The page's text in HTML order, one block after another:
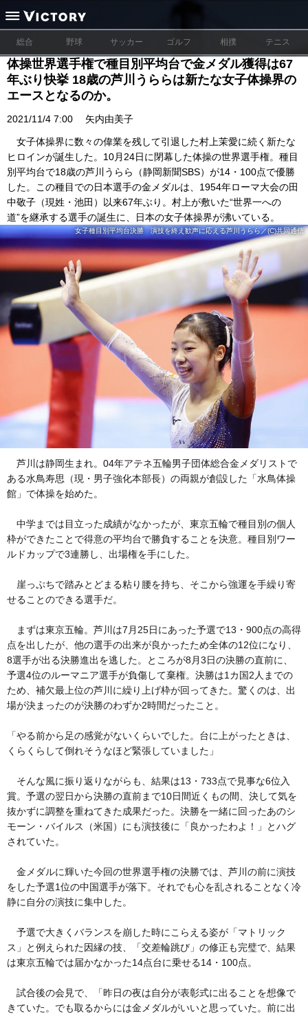
総合 野球 サッカー ゴルフ 相撲 テニス
体操世界選手権で種目別平均台で金メダル獲得は67
年ぶり快挙 18歳の芦川うららは新たな女子体操界の
エースとなるのか。
2021/11/4 7:00 矢内由美子
女子体操界に数々の偉業を残して引退した村上茉愛に続く新たな
ヒロインが誕生した。10月24日に閉幕した体操の世界選手権。種目
別平均台で18歳の芦川うらら（静岡新聞SBS）が14・100点で優勝
した。この種目での日本選手の金メダルは、1954年ローマ大会の田
中敬子（現姓・池田）以来67年ぶり。村上が敷いた“世界一への
道”を継承する選手の誕生に、日本の女子体操界が沸いている。
女子種目別平均台決勝 演技を終え歓声に応える芦川うらら／(C)共同通信
芦川は静岡生まれ。04年アテネ五輪男子団体総合金メダリストで
ある水鳥寿思（現・男子強化本部長）の両親が創設した「水鳥体操
館」で体操を始めた。
中学までは目立った成績がなかったが、東京五輪で種目別の個人
枠ができたことで得意の平均台で勝負することを決意。種目別ワー
ルドカップで3連勝し、出場権を手にした。
崖っぷちで踏みとどまる粘り腰を持ち、そこから強運を手繰り寄
せることのできる選手だ。
まずは東京五輪。芦川は7月25日にあった予選で13・900点の高得
点を出したが、他の選手の出来が良かったため全体の12位になり、
8選手が出る決勝進出を逃した。ところが8月3日の決勝の直前に、
予選4位のルーマニア選手が負傷して棄権。決勝は1カ国2人までの
ため、補欠最上位の芦川に繰り上げ枠が回ってきた。驚くのは、出
場が決まったのが決勝のわずか2時間だったこと。
「やる前から足の感覚がないくらいでした。台に上がったときは、
くらくらして倒れそうなほど緊張していました」
そんな風に振り返りながらも、結果は13・733点で見事な6位入
賞。予選の翌日から決勝の直前まで10日間近くもの間、決して気を
抜かずに調整を重ねてきた成果だった。決勝を一緒に回ったあのシ
モーン・バイルス（米国）にも演技後に「良かったわよ！」とハグ
されていた。
金メダルに輝いた今回の世界選手権の決勝では、芦川の前に演技
をした予選1位の中国選手が落下。それでも心を乱されることなく冷
静に自分の演技に集中した。
予選で大きくバランスを崩した時にこらえる姿が「マトリック
ス」と例えられた因縁の技、「交差輪跳び」の修正も完璧で、結果
は東京五輪では届かなかった14点台に乗せる14・100点。
試合後の会見で、「昨日の夜は自分が表彰式に出ることを想像で
きていた。でも取るからには金メダルがいいと思っていた。前に出